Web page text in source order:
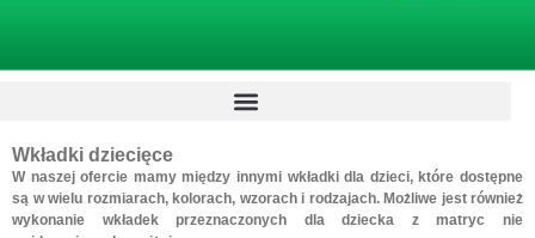
Wkładki dziecięce
W naszej ofercie mamy między innymi wkładki dla dzieci, które dostępne
są w wielu rozmiarach, kolorach, wzorach i rodzajach. Możliwe jest również
wykonanie wkładek przeznaczonych dla dziecka z matryc nie